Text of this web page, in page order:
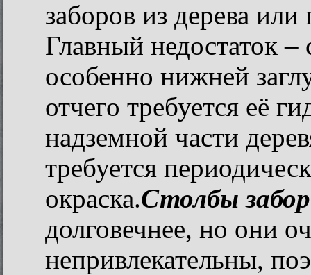
заборов из дерева
Главный недостаток
особенно нижней
отчего требуется её
надземной части
требуется
окраска.Столбы
долговечнее, но они
непривлекательны,